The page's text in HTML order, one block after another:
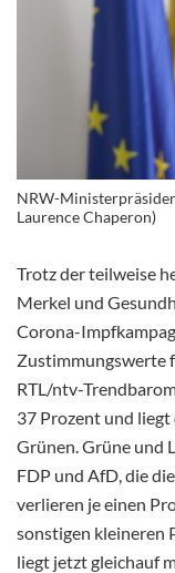
NRW-
Laurence Chaperon)
Trotz der teilweise
Merkel und
Corona-
Zustimmungswerte
RTL/ntv-
37 Prozent und
Grünen. Grüne und
FDP und AfD, die
verlieren je einen
sonstigen kleineren
liegt jetzt gleichauf